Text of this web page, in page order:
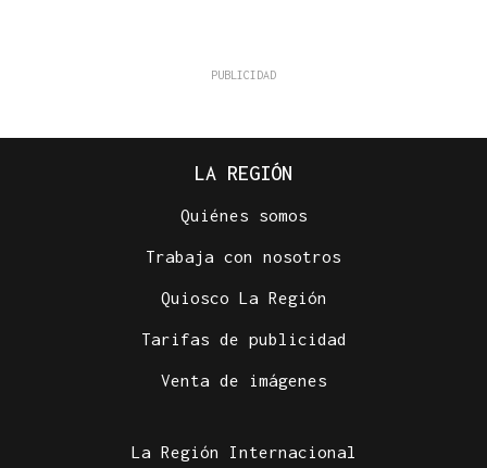
LA REGIÓN
Quiénes somos
Trabaja con nosotros
Quiosco La Región
Tarifas de publicidad
Venta de imágenes
La Región Internacional